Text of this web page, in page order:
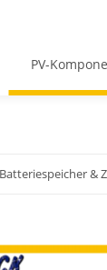
PV-
Batteriespeicher &